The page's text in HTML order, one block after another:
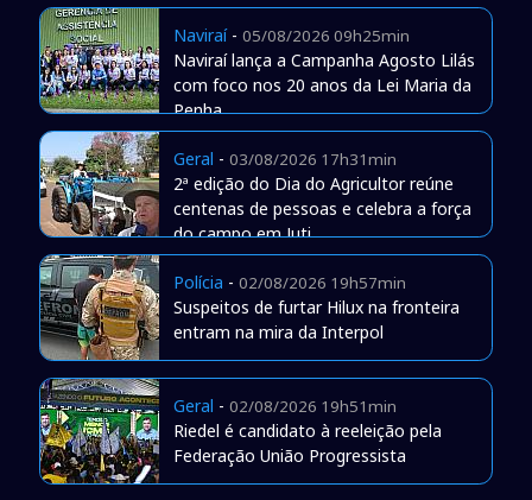
Naviraí- 05/08/2026 09h25min
Naviraí lança a Campanha Agosto Lilás
com foco nos 20 anos da Lei Maria da
Penha
Geral - 03/08/2026 17h31min
2ª edição do Dia do Agricultor reúne
centenas de pessoas e celebra a força
do campo em Juti
Polícia - 02/08/2026 19h57min
Suspeitos de furtar Hilux na fronteira
entram na mira da Interpol
Geral - 02/08/2026 19h51min
Riedel é candidato à reeleição pela
Federação União Progressista